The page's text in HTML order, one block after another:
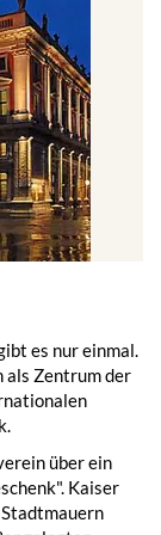
es nur einmal.
als Zentrum der
über ein
Kaiser